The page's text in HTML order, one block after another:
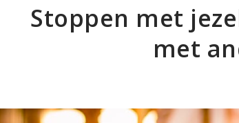
Stoppen met
met